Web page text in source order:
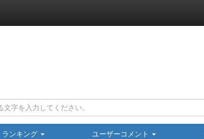
ランキング ユーザーコメント